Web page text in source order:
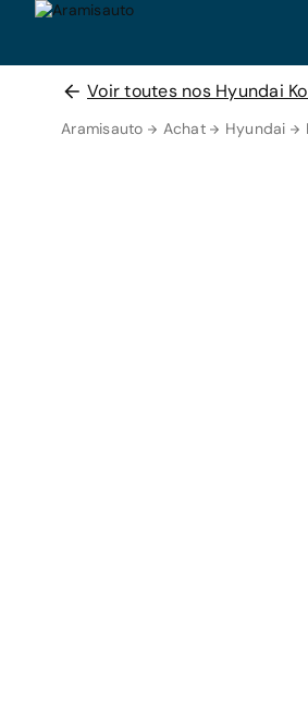
Voir toutes nos Hyundai
Aramisauto Achat Hyundai